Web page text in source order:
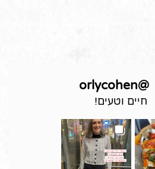
@
orlycohen
חיים וטעים!